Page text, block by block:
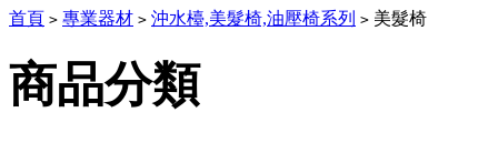
Tory
Burch
首頁 > 專業器材 > 沖水檯,美髮椅,油壓椅系列 > 美髮椅
商品分類